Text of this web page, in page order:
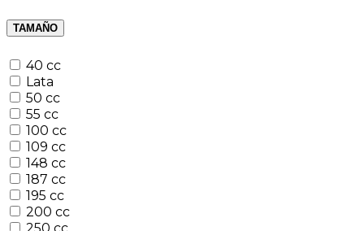
TAMAÑO
40 cc
Lata
50 cc
55 cc
100 cc
109 cc
148 cc
187 cc
195 cc
200 cc